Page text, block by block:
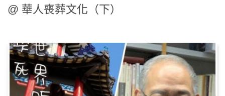
@ 華人喪葬文化（下）